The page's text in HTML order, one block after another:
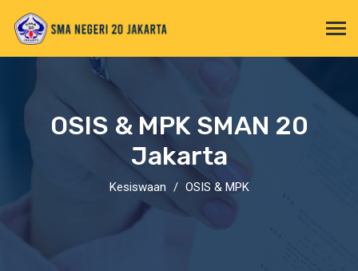
OSIS & MPK SMAN 20
Jakarta
Kesiswaan OSIS & MPK